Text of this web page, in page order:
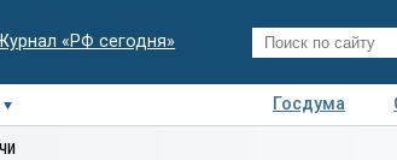
«РФ сегодня»
Госдума